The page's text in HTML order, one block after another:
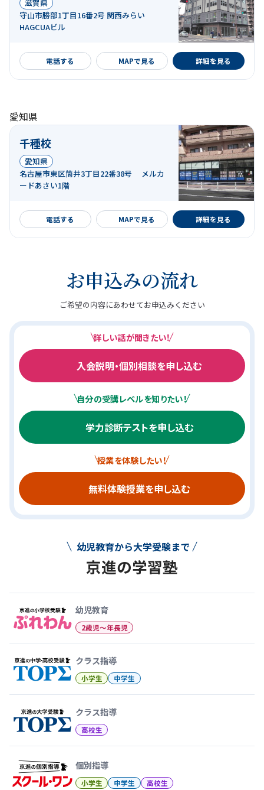
滋賀県
守山市勝部1丁目16番2号 関西みらい
HAGCUAビル
電話する MAPで見る
詳細を見る
詳細を見る
愛知県
千種校
愛知県
名古屋市東区筒井3丁目22番38号 メルカ
ードあさい1階
電話する MAPで見る
詳細を見る
詳細を見る
お申込みの流れ
ご希望の内容にあわせてお申込みください
詳しい話が聞きたい！
入会説明・個別相談を申し込む
自分の受講レベルを知りたい！
学力診断テストを申し込む
授業を体験したい！
無料体験授業を申し込む
幼児教育から大学受験まで
京進の学習塾
幼児教育
2歳児〜年長児
クラス指導
小学生 中学生
クラス指導
高校生
個別指導
小学生 中学生 高校生